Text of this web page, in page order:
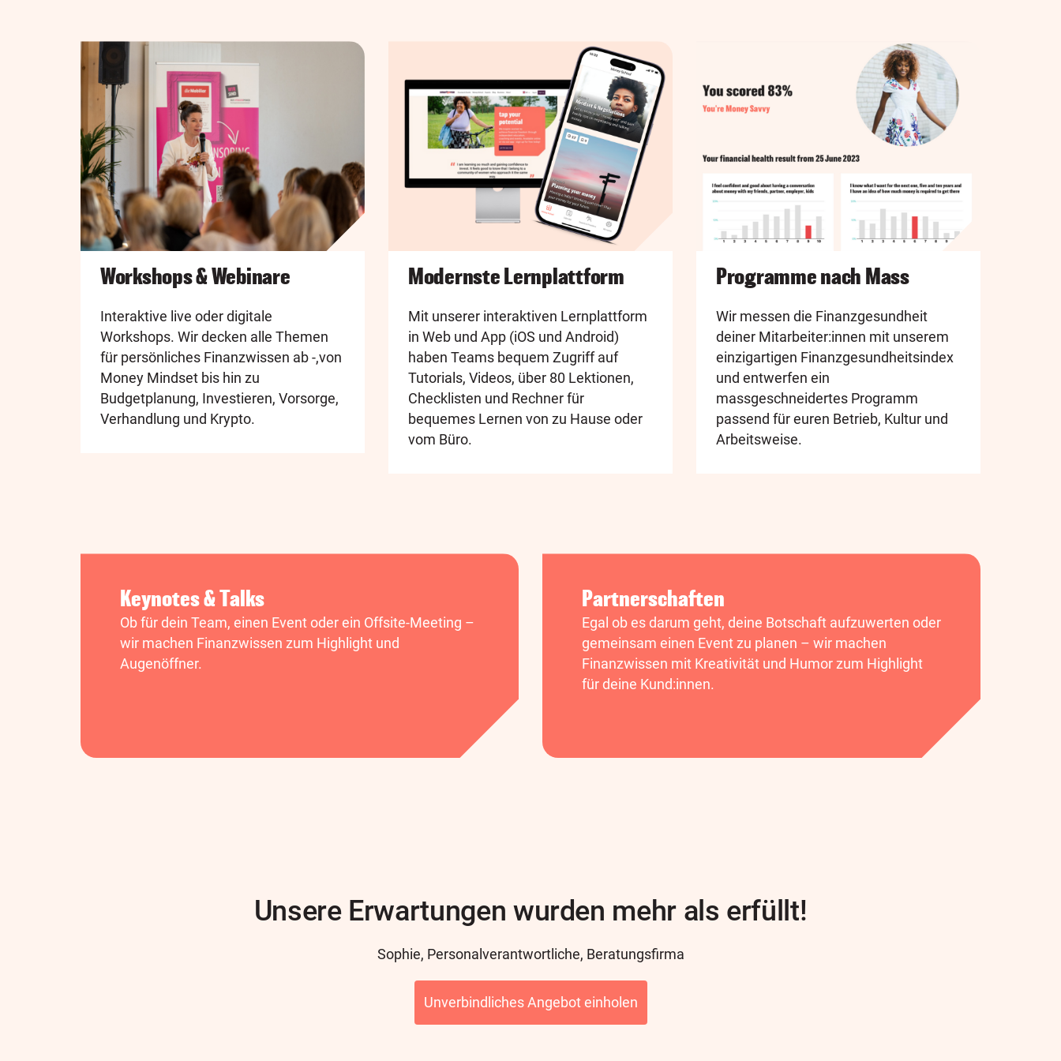
Workshops & Webinare
Interaktive live oder digitale
Workshops. Wir decken alle Themen
für persönliches Finanzwissen ab -,von
Money Mindset bis hin zu
Budgetplanung, Investieren, Vorsorge,
Verhandlung und Krypto.
Modernste Lernplattform
Mit unserer interaktiven Lernplattform
in Web und App (iOS und Android)
haben Teams bequem Zugriff auf
Tutorials, Videos, über 80 Lektionen,
Checklisten und Rechner für
bequemes Lernen von zu Hause oder
vom Büro.
Programme nach Mass
Wir messen die Finanzgesundheit
deiner Mitarbeiter:innen mit unserem
einzigartigen Finanzgesundheitsindex
und entwerfen ein
massgeschneidertes Programm
passend für euren Betrieb, Kultur und
Arbeitsweise.
Keynotes & Talks
Ob für dein Team, einen Event oder ein Offsite-Meeting –
wir machen Finanzwissen zum Highlight und
Augenöffner.
Partnerschaften
Egal ob es darum geht, deine Botschaft aufzuwerten oder
gemeinsam einen Event zu planen – wir machen
Finanzwissen mit Kreativität und Humor zum Highlight
für deine Kund:innen.
Unsere Erwartungen wurden mehr als erfüllt!
Sophie, Personalverantwortliche, Beratungsfirma
Unverbindliches Angebot einholen